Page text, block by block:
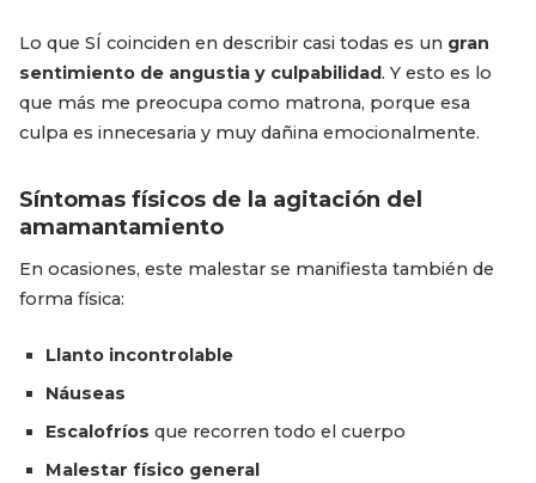
Lo que SÍ coinciden en describir casi todas es un gran
sentimiento de angustia y culpabilidad. Y esto es lo
que más me preocupa como matrona, porque esa
culpa es innecesaria y muy dañina emocionalmente.
Síntomas físicos de la agitación del
amamantamiento
En ocasiones, este malestar se manifiesta también de
forma física:
Llanto incontrolable
Náuseas
Escalofríos que recorren todo el cuerpo
Malestar físico general